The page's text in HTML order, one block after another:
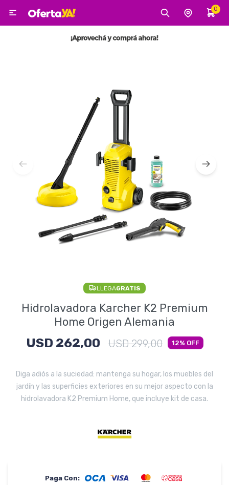
0

LLEGAGRATIS
Hidrolavadora Karcher K2 Premium
Home Origen Alemania
USD 262,00 USD 299,00 12
Diga adiós a la suciedad: mantenga su hogar, los muebles del
jardín y las superficies exteriores en su mejor aspecto con la
hidrolavadora K2 Premium Home, que incluye kit de casa.
Paga Con:
MI CUENTA
Tecnología
Tv, Audio y Video
Tecnología
Gaming
Electrodomésticos
Pequeños electrodomésticos
Hogar y Jardín
Deportes y Tiempo Libre
Bebés y Niños